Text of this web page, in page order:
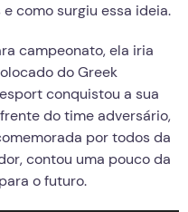
como surgiu essa ideia.
campeonato, ela iria
do Greek
conquistou a sua
do time adversário,
por todos da
contou uma pouco da
o futuro.